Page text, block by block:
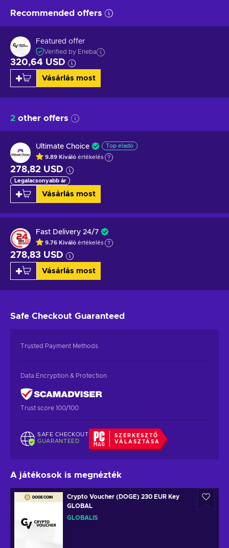
Recommended offers
Featured offer
Verified by Eneba
320,64 USD
Vásárlás most
2 other offers
Ultimate Choice Top eladó
9.89 Kiváló értékelés
278,82 USD
Legalacsonyabb ár
Vásárlás most
Fast Delivery 24/7
9.76 Kiváló értékelés
278,83 USD
Vásárlás most
Safe Checkout Guaranteed
Trusted Payment Methods
Data Encryption & Protection
Trust score 100/100
SAFE CHECKOUT
GUARANTEED
SZERKESZTŐ
VÁLASZTÁSA
A játékosok is megnézték
Crypto Voucher (DOGE) 230 EUR Key
GLOBAL
GLOBÁLIS